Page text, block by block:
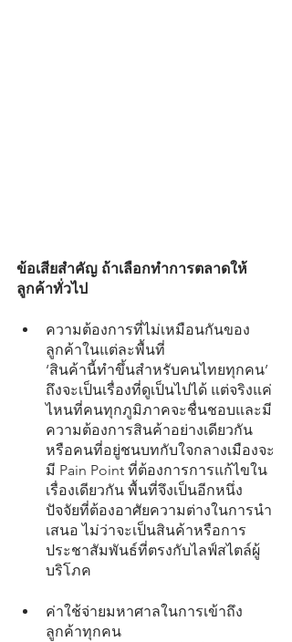
ข้อเสียสำคัญ ถ้าเลือกทำการตลาดให้
ลูกค้าทั่วไป
ความต้องการที่ไม่เหมือนกันของ
ลูกค้าในแต่ละพื้นที่
‘สินค้านี้ทำขึ้นสำหรับคนไทยทุกคน’
ถึงจะเป็นเรื่องที่ดูเป็นไปได้ แต่จริงแค่
ไหนที่คนทุกภูมิภาคจะชื่นชอบและมี
ความต้องการสินค้าอย่างเดียวกัน
หรือคนที่อยู่ชนบทกับใจกลางเมืองจะ
มี Pain Point ที่ต้องการการแก้ไขใน
เรื่องเดียวกัน พื้นที่จึงเป็นอีกหนึ่ง
ปัจจัยที่ต้องอาศัยความต่างในการนำ
เสนอ ไม่ว่าจะเป็นสินค้าหรือการ
ประชาสัมพันธ์ที่ตรงกับไลฟ์สไตล์ผู้
บริโภค
ค่าใช้จ่ายมหาศาลในการเข้าถึง
ลูกค้าทุกคน